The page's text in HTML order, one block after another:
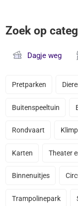
Zoek op
Dagje weg
Pretparken
Buitenspeeltuin
Rondvaart
Karten Theater
Binnenuitjes
Trampolinepark